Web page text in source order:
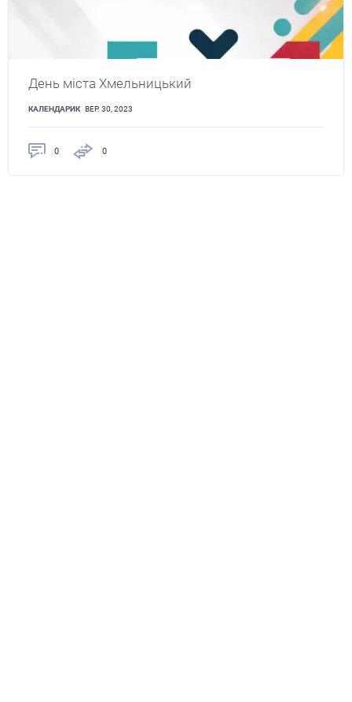
День міста Хмельницький
КАЛЕНДАРИК ВЕР. 30, 2023
0 0